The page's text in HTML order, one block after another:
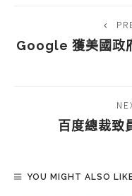
Google 獲美國政
百度總裁致
YOU MIGHT ALSO